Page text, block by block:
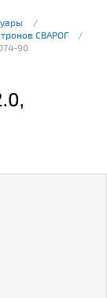
СВАРОГ
90